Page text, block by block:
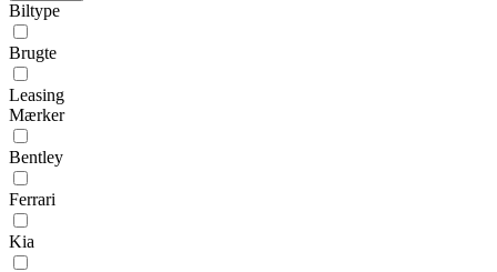
Biltype
Brugte
Leasing
Mærker
Bentley
Ferrari
Kia